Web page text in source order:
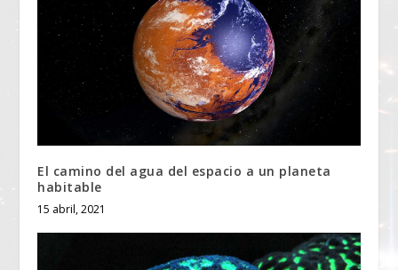
El camino del agua del espacio a un planeta
habitable
15 abril, 2021